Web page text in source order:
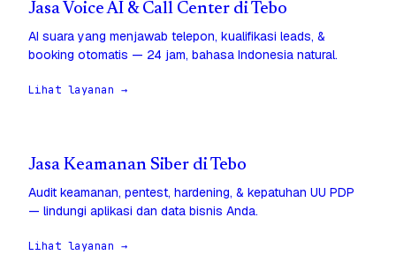
Jasa Voice AI & Call Center di Tebo
AI suara yang menjawab telepon, kualifikasi leads, &
booking otomatis — 24 jam, bahasa Indonesia natural.
Lihat layanan →
Jasa Keamanan Siber di Tebo
Audit keamanan, pentest, hardening, & kepatuhan UU PDP
— lindungi aplikasi dan data bisnis Anda.
Lihat layanan →